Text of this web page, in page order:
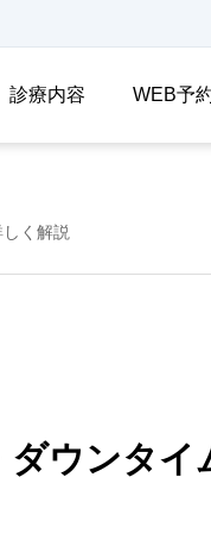
診療内容 WEB予
く解説
ウンタイ